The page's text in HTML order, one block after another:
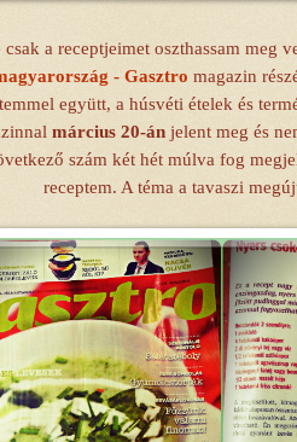
a receptjeimet oszthassam meg
- Gasztro magazin
együtt, a húsvéti ételek és
március 20-án jelent meg és
szám két hét múlva fog
receptem. A téma a tavaszi